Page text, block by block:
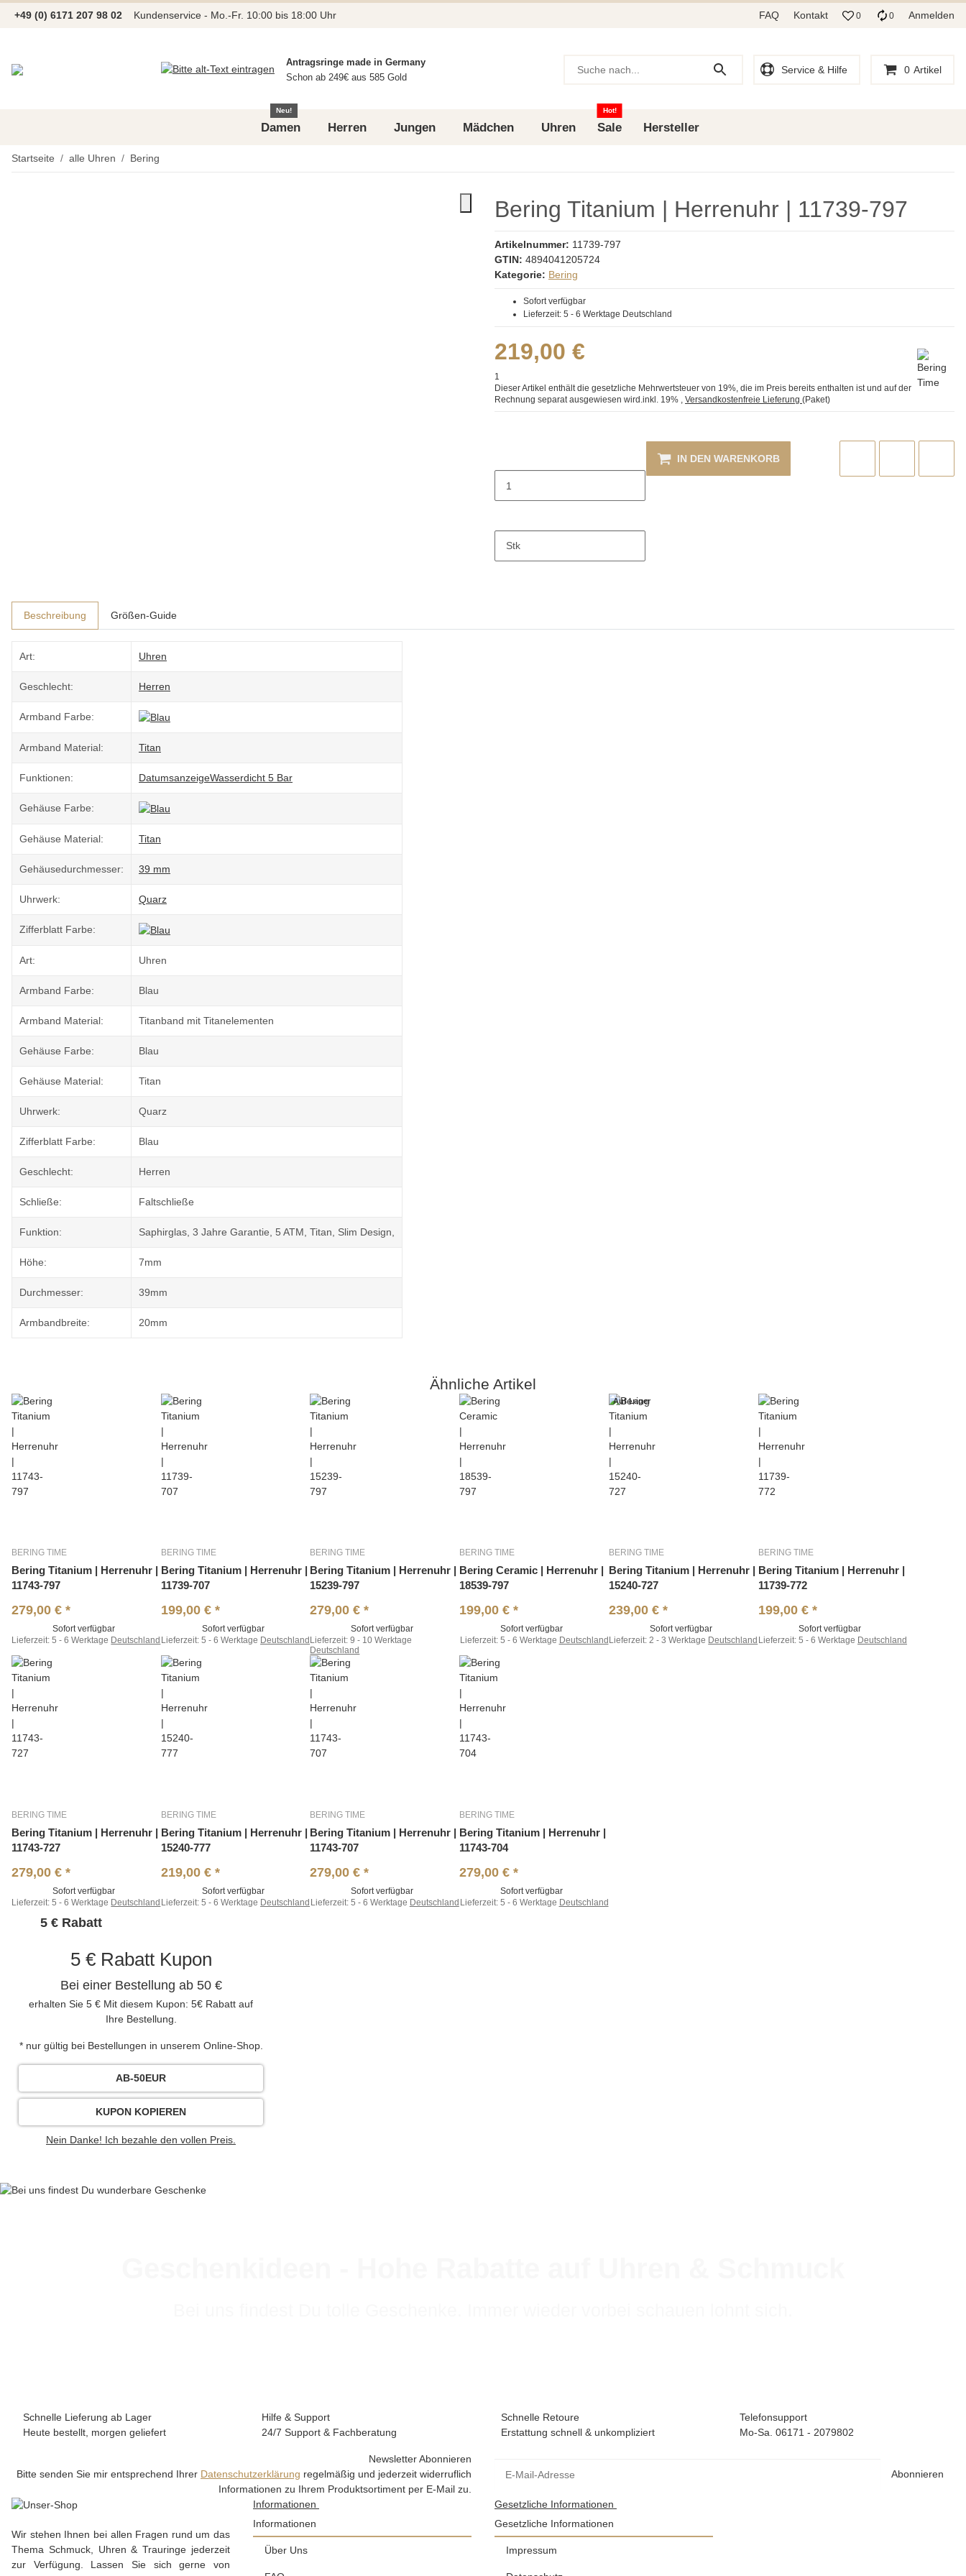
+49 (0) 6171 207 98 02 Kundenservice - Mo.-Fr. 10:00 bis 18:00 Uhr FAQ Kontakt 0 0 Anmelden
Antragsringe made in Germany
Schon ab 249€ aus 585 Gold
Service & Hilfe 0 Artikel
Damen
Neu!
Herren Jungen Mädchen Uhren Sale
Hot!
Hersteller
Startseite alle Uhren Bering
Bering Titanium | Herrenuhr | 11739-797
Artikelnummer: 11739-797
GTIN: 4894041205724
Kategorie: Bering
Sofort verfügbar
Lieferzeit: 5 - 6 Werktage Deutschland
219,00 €
1
Dieser Artikel enthält die gesetzliche Mehrwertsteuer von 19%, die im Preis bereits enthalten ist und auf der
Rechnung separat ausgewiesen wird.inkl. 19% , Versandkostenfreie Lieferung (Paket)
Stk
IN DEN WARENKORB
Beschreibung Größen-Guide
Art: Uhren
Geschlecht: Herren
Armband Farbe:
Armband Material: Titan
Funktionen: DatumsanzeigeWasserdicht 5 Bar
Gehäuse Farbe:
Gehäuse Material: Titan
Gehäusedurchmesser: 39 mm
Uhrwerk: Quarz
Zifferblatt Farbe:
Art: Uhren
Armband Farbe: Blau
Armband Material: Titanband mit Titanelementen
Gehäuse Farbe: Blau
Gehäuse Material: Titan
Uhrwerk: Quarz
Zifferblatt Farbe: Blau
Geschlecht: Herren
Schließe: Faltschließe
Funktion: Saphirglas, 3 Jahre Garantie, 5 ATM, Titan, Slim Design,
Höhe: 7mm
Durchmesser: 39mm
Armbandbreite: 20mm
Ähnliche Artikel
BERING TIME
Bering Titanium | Herrenuhr |
11743-797
279,00 € *
Sofort verfügbar
Lieferzeit:5 - 6 Werktage Deutschland
BERING TIME
Bering Titanium | Herrenuhr |
11739-707
199,00 € *
Sofort verfügbar
Lieferzeit:5 - 6 Werktage Deutschland
BERING TIME
Bering Titanium | Herrenuhr |
15239-797
279,00 €*
Sofort verfügbar
Lieferzeit:9 - 10 Werktage
Deutschland
BERING TIME
Bering Ceramic | Herrenuhr |
18539-797
199,00 €*
Sofort verfügbar
Lieferzeit: 5 - 6 Werktage Deutschland
Auf Lager
BERING TIME
Bering Titanium | Herrenuhr |
15240-727
239,00 € *
Sofort verfügbar
Lieferzeit:2 - 3 Werktage Deutschland
BERING TIME
Bering Titanium | Herrenuhr |
11739-772
199,00 € *
Sofort verfügbar
Lieferzeit: 5 - 6 Werktage Deutschland
BERING TIME
Bering Titanium | Herrenuhr |
11743-727
279,00 € *
Sofort verfügbar
Lieferzeit:5 - 6 Werktage Deutschland
BERING TIME
Bering Titanium | Herrenuhr |
15240-777
219,00 € *
Sofort verfügbar
Lieferzeit:5 - 6 Werktage Deutschland
BERING TIME
Bering Titanium | Herrenuhr |
11743-707
279,00 €*
Sofort verfügbar
Lieferzeit: 5 - 6 Werktage Deutschland
BERING TIME
Bering Titanium | Herrenuhr |
11743-704
279,00 €*
Sofort verfügbar
Lieferzeit: 5 - 6 Werktage Deutschland
5 € Rabatt
5 € Rabatt Kupon
Bei einer Bestellung ab 50 €
erhalten Sie 5 € Mit diesem Kupon: 5€ Rabatt auf
Ihre Bestellung.
* nur gültig bei Bestellungen in unserem Online-Shop.
AB-50EUR
KUPON KOPIEREN
Nein Danke! Ich bezahle den vollen Preis.
Schnelle Lieferung ab Lager
Heute bestellt, morgen geliefert
Hilfe & Support
24/7 Support & Fachberatung
Schnelle Retoure
Erstattung schnell & unkompliziert
Telefonsupport
Mo-Sa. 06171 - 2079802
Newsletter Abonnieren
Bitte senden Sie mir entsprechend Ihrer Datenschutzerklärung regelmäßig und jederzeit widerruflich
Informationen zu Ihrem Produktsortiment per E-Mail zu.
Abonnieren
Wir stehen Ihnen bei allen Fragen rund um das
Thema Schmuck, Uhren & Trauringe jederzeit
zur Verfügung. Lassen Sie sich gerne von
Informationen
Informationen
Über Uns
Gesetzliche Informationen
Gesetzliche Informationen
Impressum